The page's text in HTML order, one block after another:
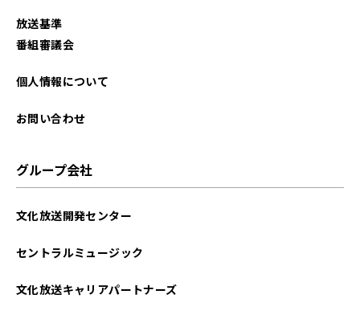
2024年12月
2024年09月
放送基準
番組審議会
個人情報について
お問い合わせ
グループ会社
文化放送開発センター
セントラルミュージック
文化放送キャリアパートナーズ